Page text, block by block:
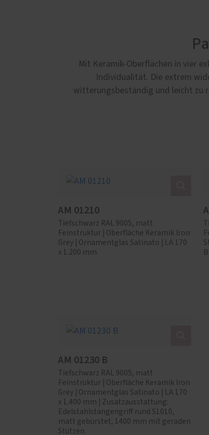
Mit Keramik-Oberflächen in vier
Individualität. Die extrem
witterungsbeständig und leicht zu
AM 01210
Tiefschwarz RAL 9005, matt
Feinstruktur | Oberfläche Keramik Iron
Grey | Ornamentglas Satinato | LA 170
x 1.200 mm
AM 01230 B
Tiefschwarz RAL 9005, matt
Feinstruktur | Oberfläche Keramik Iron
Grey | Ornamentglas Satinato | LA 170
x 1.400 mm | Zusatzausstattung:
Edelstahlstangengriff rund S1010,
matt gebürstet, 1400 mm mit geraden
Stützen